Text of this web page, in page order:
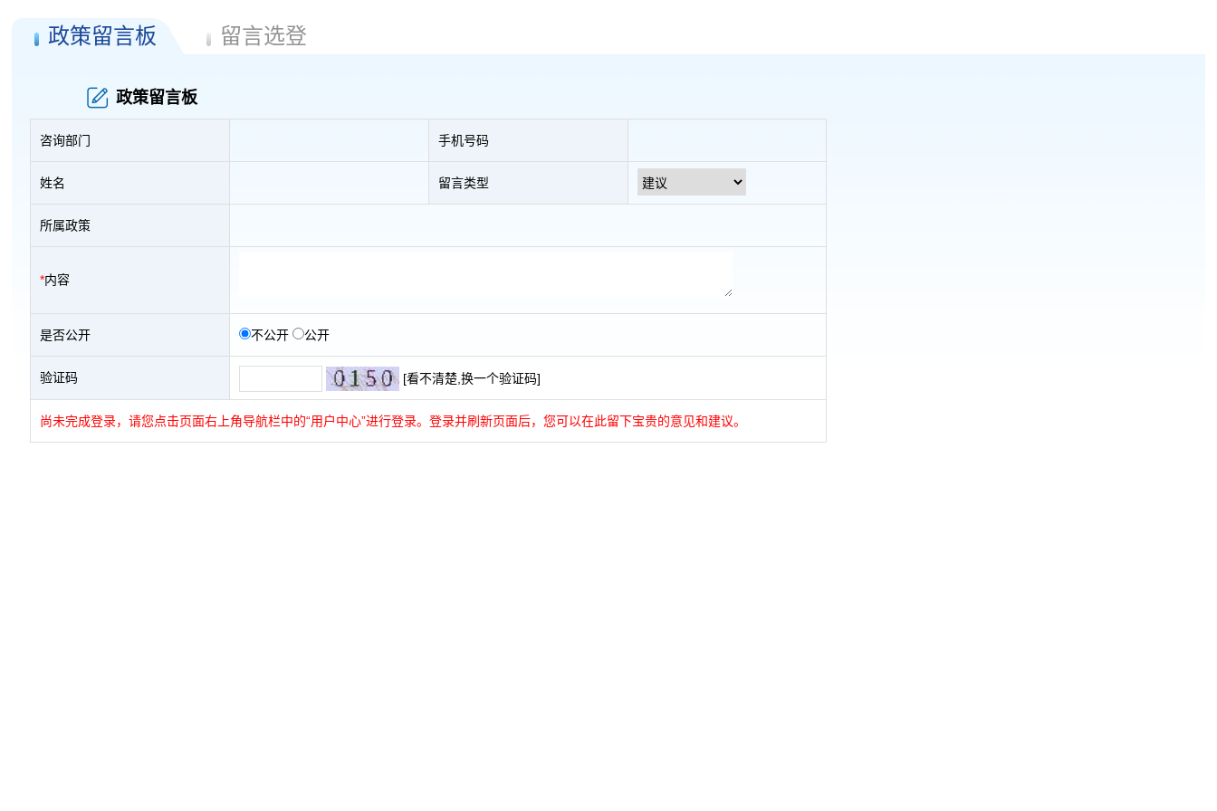
政策留言板 留言选登
政策留言板
咨询部门 手机号码
姓名 留言类型
所属政策
*内容
是否公开 不公开 公开
验证码 [看不清楚,换一个验证码]
尚未完成登录，请您点击页面右上角导航栏中的“用户中心”进行登录。登录并刷新页面后，您可以在此留下宝贵的意见和建议。